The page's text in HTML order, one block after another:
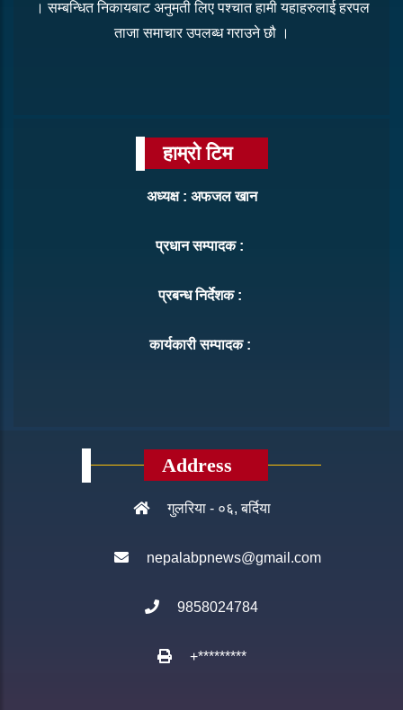
। सम्बन्धित निकायबाट अनुमती लिए पश्चात हामी यहाहरुलाई हरपल
ताजा समाचार उपलब्ध गराउने छौ ।
हाम्रो टिम
अध्यक्ष : अफजल खान
प्रधान सम्पादक :
प्रबन्ध निर्देशक :
कार्यकारी सम्पादक :
Address
गुलरिया - ०६, बर्दिया
nepalabpnews@gmail.com
9858024784
+*********